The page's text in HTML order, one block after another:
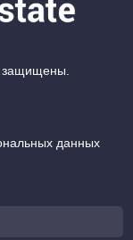
защищены.
данных